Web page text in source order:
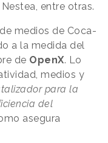
entre otras.
medios de Coca-
a la medida del
de OpenX. Lo
medios y
para la
del
asegura